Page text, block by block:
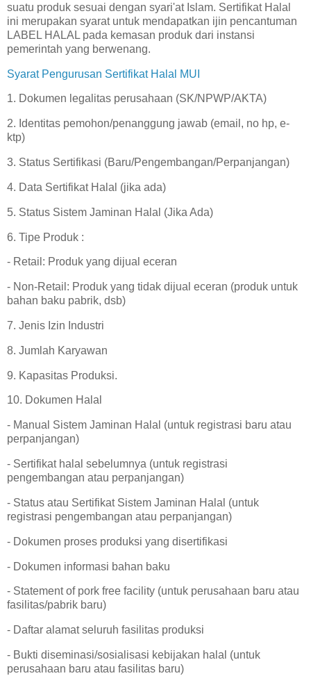
suatu produk sesuai dengan syari'at Islam. Sertifikat Halal
ini merupakan syarat untuk mendapatkan ijin pencantuman
LABEL HALAL pada kemasan produk dari instansi
pemerintah yang berwenang.
Syarat Pengurusan Sertifikat Halal MUI
1. Dokumen legalitas perusahaan (SK/NPWP/AKTA)
2. Identitas pemohon/penanggung jawab (email, no hp, e-
ktp)
3. Status Sertifikasi (Baru/Pengembangan/Perpanjangan)
4. Data Sertifikat Halal (jika ada)
5. Status Sistem Jaminan Halal (Jika Ada)
6. Tipe Produk :
- Retail: Produk yang dijual eceran
- Non-Retail: Produk yang tidak dijual eceran (produk untuk
bahan baku pabrik, dsb)
7. Jenis Izin Industri
8. Jumlah Karyawan
9. Kapasitas Produksi.
10. Dokumen Halal
- Manual Sistem Jaminan Halal (untuk registrasi baru atau
perpanjangan)
- Sertifikat halal sebelumnya (untuk registrasi
pengembangan atau perpanjangan)
- Status atau Sertifikat Sistem Jaminan Halal (untuk
registrasi pengembangan atau perpanjangan)
- Dokumen proses produksi yang disertifikasi
- Dokumen informasi bahan baku
- Statement of pork free facility (untuk perusahaan baru atau
fasilitas/pabrik baru)
- Daftar alamat seluruh fasilitas produksi
- Bukti diseminasi/sosialisasi kebijakan halal (untuk
perusahaan baru atau fasilitas baru)